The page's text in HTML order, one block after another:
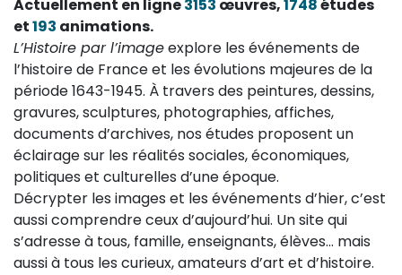
Actuellement en ligne3153 œuvres,1748études
et193 animations.
L’Histoire par l’imageexplore les événements de
l’histoire de France et les évolutions majeures de la
période 1643-1945. À travers des peintures, dessins,
gravures, sculptures, photographies, affiches,
documents d’archives, nos études proposent un
éclairage sur les réalités sociales, économiques,
politiques et culturelles d’une époque.
Décrypter les images et les événements d’hier, c’est
aussi comprendre ceux d’aujourd’hui. Un site qui
s’adresse à tous, famille, enseignants, élèves… mais
aussi à tous les curieux, amateurs d’art et d’histoire.